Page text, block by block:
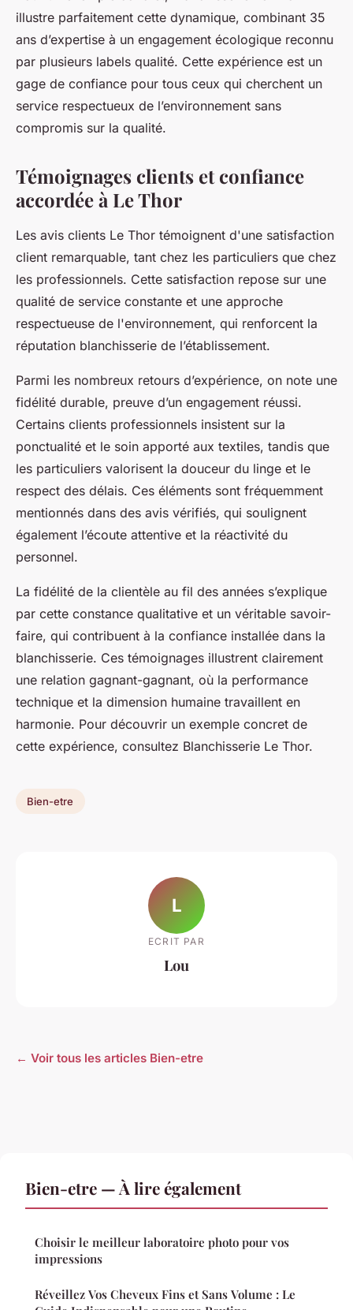
illustre parfaitement cette dynamique, combinant 35
ans d’expertise à un engagement écologique reconnu
par plusieurs labels qualité. Cette expérience est un
gage de confiance pour tous ceux qui cherchent un
service respectueux de l’environnement sans
compromis sur la qualité.
Témoignages clients et confiance
accordée à Le Thor
Les avis clients Le Thor témoignent d'une satisfaction
client remarquable, tant chez les particuliers que chez
les professionnels. Cette satisfaction repose sur une
qualité de service constante et une approche
respectueuse de l'environnement, qui renforcent la
réputation blanchisserie de l’établissement.
Parmi les nombreux retours d’expérience, on note une
fidélité durable, preuve d’un engagement réussi.
Certains clients professionnels insistent sur la
ponctualité et le soin apporté aux textiles, tandis que
les particuliers valorisent la douceur du linge et le
respect des délais. Ces éléments sont fréquemment
mentionnés dans des avis vérifiés, qui soulignent
également l’écoute attentive et la réactivité du
personnel.
La fidélité de la clientèle au fil des années s’explique
par cette constance qualitative et un véritable savoir-
faire, qui contribuent à la confiance installée dans la
blanchisserie. Ces témoignages illustrent clairement
une relation gagnant-gagnant, où la performance
technique et la dimension humaine travaillent en
harmonie. Pour découvrir un exemple concret de
cette expérience, consultez Blanchisserie Le Thor.
Bien-etre
L
ECRIT PAR
Lou
← Voir tous les articles Bien-etre
Bien-etre — À lire également
Choisir le meilleur laboratoire photo pour vos
impressions
Réveillez Vos Cheveux Fins et Sans Volume : Le